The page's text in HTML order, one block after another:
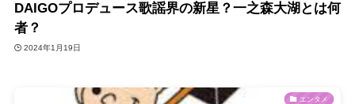
DAIGOプロデュース歌謡界の新星？一之森大湖とは何
者？
2024年1月19日
エンタメ